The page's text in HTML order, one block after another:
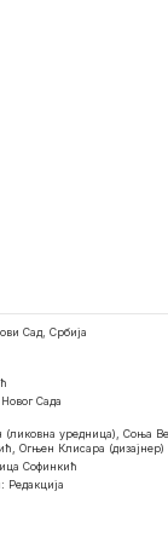
Сад, Србија
Сада
(ликовна уредница), Соња
Огњен Клисара (дизајнер)
Софинкић
Редакција